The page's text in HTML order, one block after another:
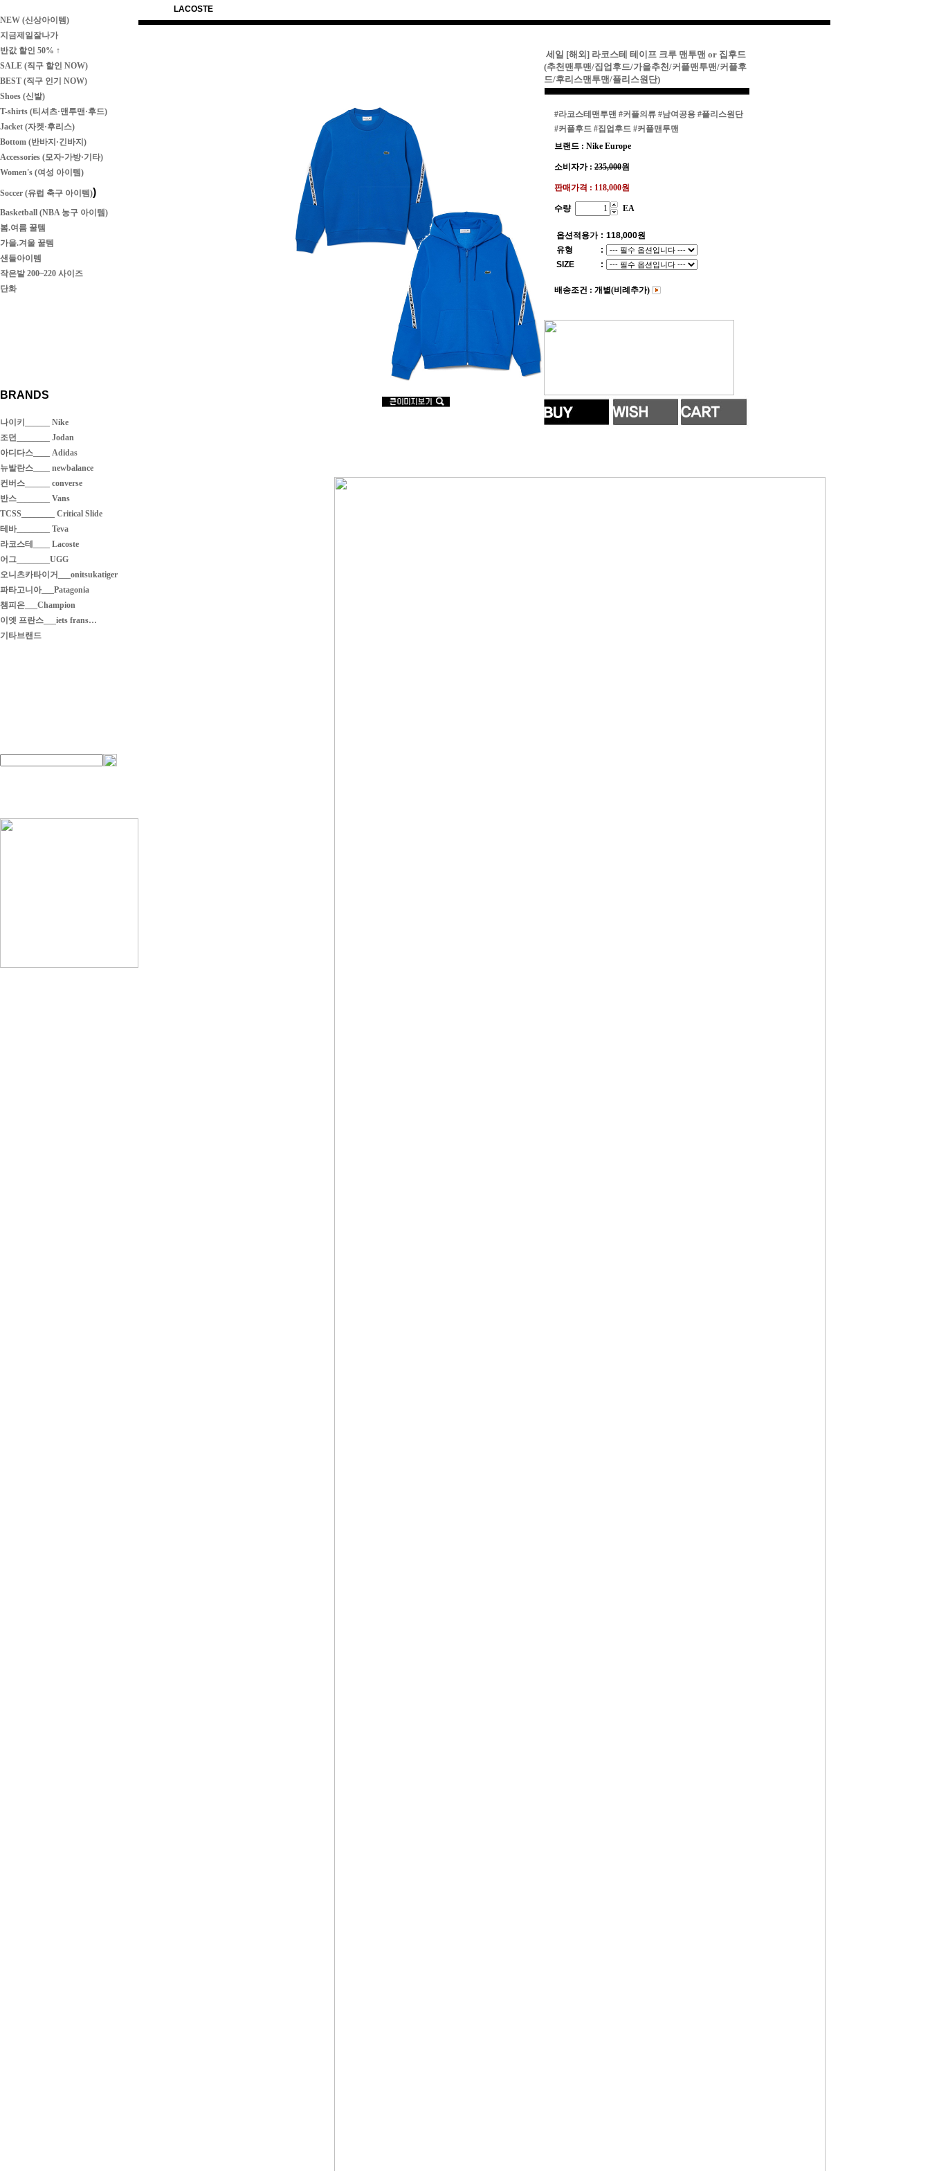
NEW (신상아이템)
지금제일잘나가
반값 할인 50% ↑
SALE (직구 할인 NOW)
BEST (직구 인기 NOW)
Shoes (신발)
T-shirts (티셔츠·맨투맨·후드)
Jacket (자켓·후리스)
Bottom (반바지·긴바지)
Accessories (모자·가방·기타)
Women's (여성 아이템)
Soccer (유럽 축구 아이템))
Basketball (NBA 농구 아이템)
봄.여름 꿀템
가을.겨울 꿀템
샌들아이템
작은발 200~220 사이즈
단화
BRANDS
나이키______ Nike
조던________ Jodan
아디다스____ Adidas
뉴발란스____ newbalance
컨버스______ converse
반스________ Vans
TCSS________ Critical Slide
테바________ Teva
라코스테____ Lacoste
어그________UGG
오니츠카타이거___onitsukatiger
파타고니아___Patagonia
챔피온___Champion
이엣 프란스___iets frans…
기타브랜드
LACOSTE
세일 [해외] 라코스테 테이프 크루 맨투맨 or 집후드
(추천맨투맨/집업후드/가을추천/커플맨투맨/커플후
드/후리스맨투맨/플리스원단)
#라코스테맨투맨 #커플의류 #남여공용 #플리스원단
#커플후드 #집업후드 #커플맨투맨
브랜드 : Nike Europe
소비자가 : 235,000원
판매가격 : 118,000원
수량 EA
옵션적용가 : 118,000원
유형
:
SIZE
:
배송조건 : 개별(비례추가)